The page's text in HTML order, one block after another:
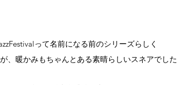
って名前になる前のシリーズらしく
、暖かみもちゃんとある素晴らしいスネアでした